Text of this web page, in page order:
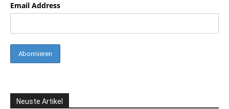
Email Address
Neuste Artikel